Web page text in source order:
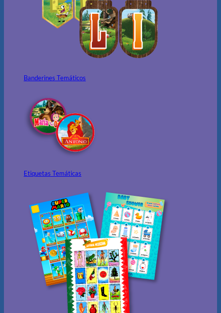
Banderines Temáticos
Etiquetas Temáticas